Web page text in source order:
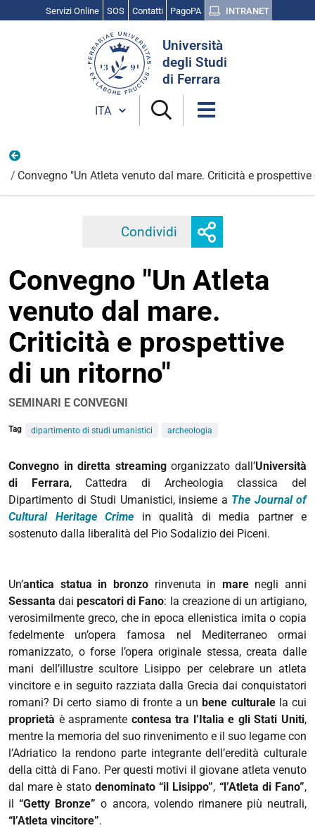
Servizi Online SOS Contatti PagoPA INTRANET
Università
degli Studi
di Ferrara
Cambia lingua
Convegno "Un Atleta venuto dal mare. Criticità e
Condividi Facebook
opzioni
di
Convegno "Un Atleta
venuto dal mare.
Criticità e prospettive
di un ritorno"
SEMINARI E CONVEGNI
Tag dipartimento di studi umanistici archeologia
https://www.unife.it/it/eventi/2021/ottobre/un-
atleta-
venuto-
dal-
mare
Atleta
venuto
dal
mare.
Criticità
e
prospettive
di
un
ritorno"
2021-
10-
04T15:00:00+02:00
2021-
Convegno in diretta streamingorganizzato dall’Università
di Ferrara, Cattedra di Archeologia classica del
Dipartimento di Studi Umanistici, insieme a The Journal of
Cultural Heritage Crime in qualità di media partner e
sostenuto dalla liberalità del Pio Sodalizio dei Piceni.
Un’antica statua in bronzorinvenuta in marenegli anni
Sessanta daipescatori di Fano: la creazione di un artigiano,
verosimilmente greco, che in epoca ellenistica imita o copia
fedelmente un’opera famosa nel Mediterraneo ormai
romanizzato, o forse l’opera originale stessa, creata dalle
mani dell’illustre scultore Lisippo per celebrare un atleta
vincitore e in seguito razziata dalla Grecia dai conquistatori
romani? Di certo siamo di fronte a unbene culturalela cui
proprietà è aspramente contesa tra l’Italia e gli Stati Uniti,
mentre la memoria del suo rinvenimento e il suo legame con
l’Adriatico la rendono parte integrante dell’eredità culturale
della città di Fano. Per questi motivi il giovane atleta venuto
dal mare è stato denominato “il Lisippo”, “l’Atleta di Fano”,
il“Getty Bronze” o ancora, volendo rimanere più neutrali,
“l’Atleta vincitore”.